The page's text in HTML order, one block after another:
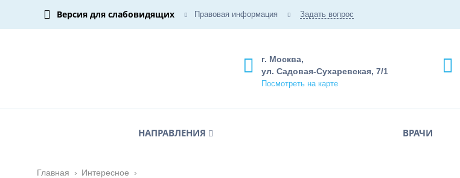
Версия для слабовидящих Правовая информация Задать вопрос
г. Москва,
ул. Садовая-Сухаревская, 7/1
Посмотреть на карте
НАПРАВЛЕНИЯ ВРАЧИ
Главная › Интересное ›